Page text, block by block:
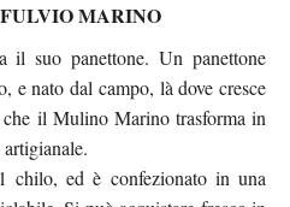
MARINO
il suo panettone. Un panettone
e nato dal campo, là dove cresce
il Mulino Marino trasforma in
chilo, ed è confezionato in una